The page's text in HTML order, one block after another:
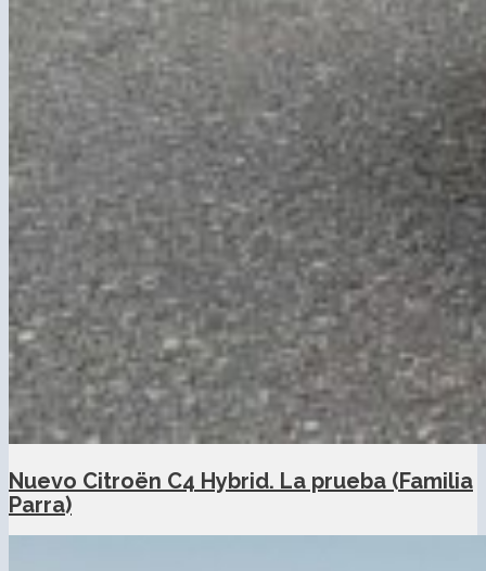
Nuevo Citroën C4 Hybrid. La prueba (Familia
Parra)